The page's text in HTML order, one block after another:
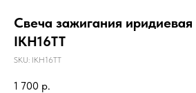
Свеча зажигания иридиевая
IKH16TT
SKU: IKH16TT
1 700 р.